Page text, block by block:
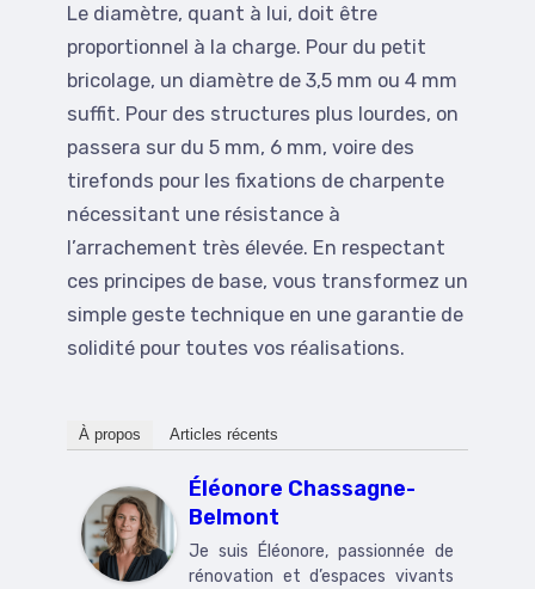
Le diamètre, quant à lui, doit être
proportionnel à la charge. Pour du petit
bricolage, un diamètre de 3,5 mm ou 4 mm
suffit. Pour des structures plus lourdes, on
passera sur du 5 mm, 6 mm, voire des
tirefonds pour les fixations de charpente
nécessitant une résistance à
l’arrachement très élevée. En respectant
ces principes de base, vous transformez un
simple geste technique en une garantie de
solidité pour toutes vos réalisations.
À propos Articles récents
Éléonore Chassagne-
Belmont
Je suis Éléonore, passionnée de
rénovation et d’espaces vivants